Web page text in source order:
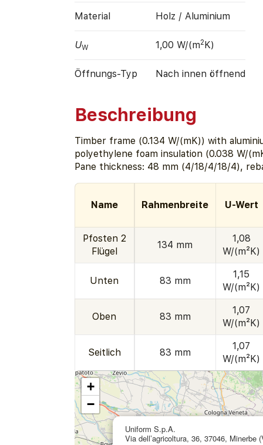
Material Holz / Aluminium
UW 1,00 W/(m2K)
Öffnungs-Typ Nach innen öffnend
Beschreibung
Timber frame (0.134 W/(mK)) with
polyethylene foam insulation (0.038 W/
Pane thickness: 48 mm (4/18/4/18/4),
Name Rahmenbreite U-Wert
Pfosten 2
Flügel
134 mm
1,08
W/(m²K)
Unten 83 mm
1,15
W/(m²K)
Oben 83 mm
1,07
W/(m²K)
Seitlich 83 mm
1,07
W/(m²K)
Uniform S.p.A.
Via dell’agricoltura, 36, 37046, Minerbe
+
−